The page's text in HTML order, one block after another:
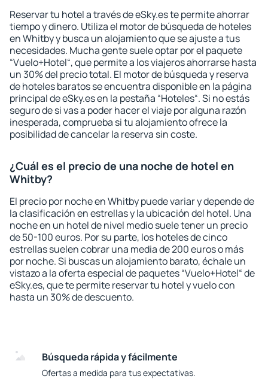
Reservar tu hotel a través de eSky.es te permite ahorrar
tiempo y dinero. Utiliza el motor de búsqueda de hoteles
en Whitby y busca un alojamiento que se ajuste a tus
necesidades. Mucha gente suele optar por el paquete
“Vuelo+Hotel“, que permite a los viajeros ahorrarse hasta
un 30% del precio total. El motor de búsqueda y reserva
de hoteles baratos se encuentra disponible en la página
principal de eSky.es en la pestaña “Hoteles“. Si no estás
seguro de si vas a poder hacer el viaje por alguna razón
inesperada, comprueba si tu alojamiento ofrece la
posibilidad de cancelar la reserva sin coste.
¿Cuál es el precio de una noche de hotel en
Whitby?
El precio por noche en Whitby puede variar y depende de
la clasificación en estrellas y la ubicación del hotel. Una
noche en un hotel de nivel medio suele tener un precio
de 50-100 euros. Por su parte, los hoteles de cinco
estrellas suelen cobrar una media de 200 euros o más
por noche. Si buscas un alojamiento barato, échale un
vistazo a la oferta especial de paquetes “Vuelo+Hotel“ de
eSky.es, que te permite reservar tu hotel y vuelo con
hasta un 30% de descuento.
Búsqueda rápida y fácilmente
Ofertas a medida para tus expectativas.